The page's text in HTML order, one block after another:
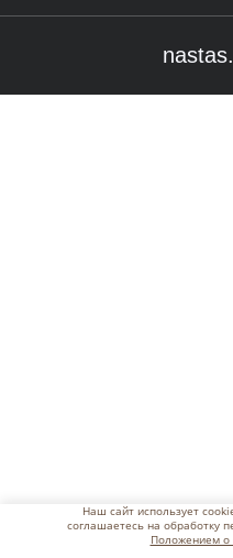
Наш сайт использует
соглашаетесь на обработку
Положением о